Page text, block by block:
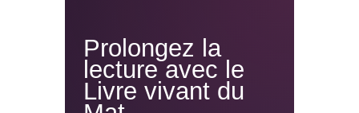
Prolongez la
lecture avec le
Livre vivant du